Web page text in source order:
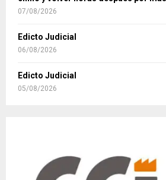
07/08/2026
Edicto Judicial
06/08/2026
Edicto Judicial
05/08/2026